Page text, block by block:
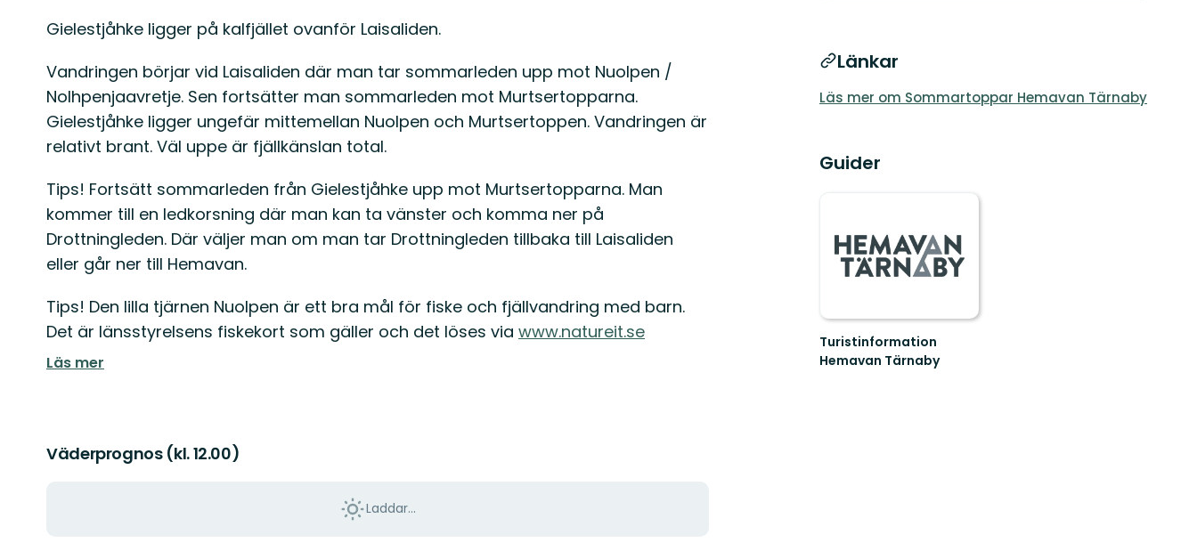
Beskrivning
Gielestjåhke ligger på kalfjället ovanför Laisaliden.
Vandringen börjar vid Laisaliden där man tar sommarleden upp mot Nuolpen /
Nolhpenjaavretje. Sen fortsätter man sommarleden mot Murtsertopparna.
Gielestjåhke ligger ungefär mittemellan Nuolpen och Murtsertoppen. Vandringen är
relativt brant. Väl uppe är fjällkänslan total.
Tips! Fortsätt sommarleden från Gielestjåhke upp mot Murtsertopparna. Man
kommer till en ledkorsning där man kan ta vänster och komma ner på
Drottningleden. Där väljer man om man tar Drottningleden tillbaka till Laisaliden
eller går ner till Hemavan.
Tips! Den lilla tjärnen Nuolpen är ett bra mål för fiske och fjällvandring med barn.
Det är länsstyrelsens fiskekort som gäller och det löses via www.natureit.se
Läs mer
Väderprognos (kl. 12.00)
Laddar...
Länkar
Läs mer om Sommartoppar Hemavan Tärnaby
Guider
Turistinformation
Hemavan Tärnaby